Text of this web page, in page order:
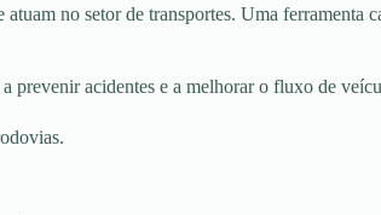
no setor de transportes. Uma
prevenir acidentes e a melhorar o fluxo de